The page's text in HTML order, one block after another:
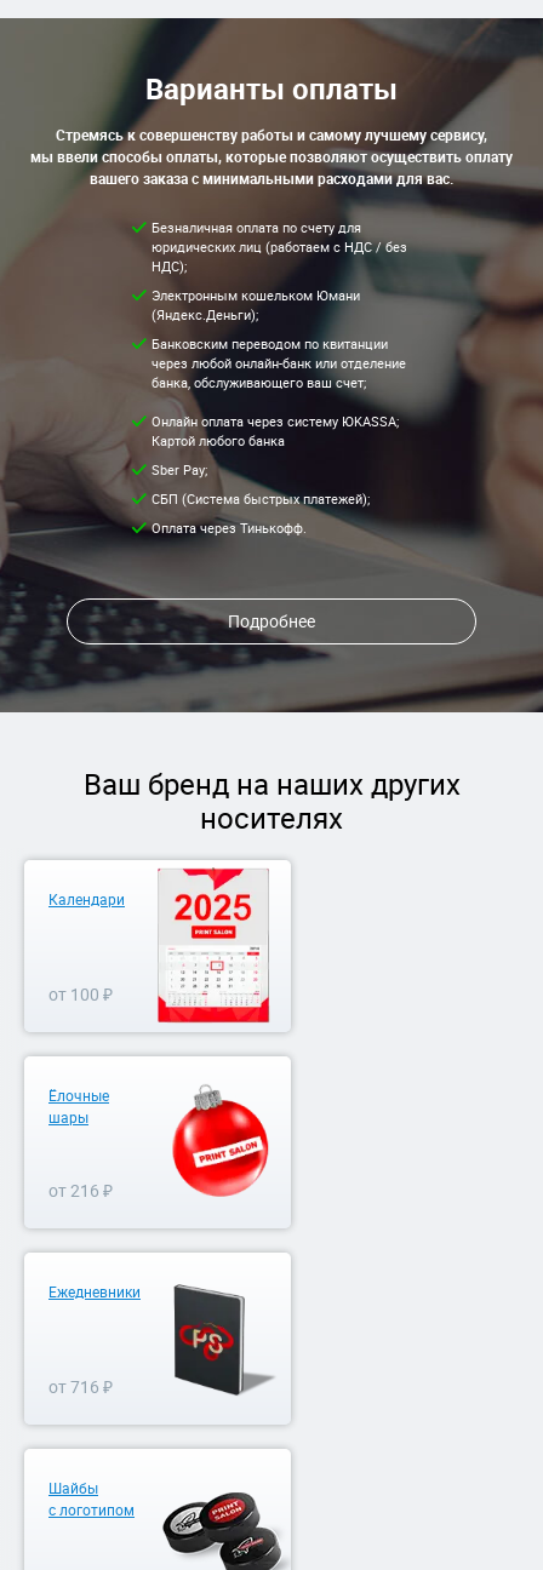
Варианты оплаты
Стремясь к совершенству работы и самому лучшему сервису,
мы ввели способы оплаты, которые позволяют осуществить оплату
вашего заказа с минимальными расходами для вас.
Безналичная оплата по счету для
юридических лиц (работаем с НДС / без
НДС);
Электронным кошельком Юмани
(Яндекс.Деньги);
Банковским переводом по квитанции
через любой онлайн-банк или отделение
банка, обслуживающего ваш счет;
Онлайн оплата через систему ЮKASSA;
Картой любого банка
Sber Pay;
СБП (Система быстрых платежей);
Оплата через Тинькофф.
Подробнее
Ваш бренд на наших других
носителях
Календари
от 100 ₽
Ёлочные
шары
от 216 ₽
Ежедневники
от 716 ₽
Шайбы
с логотипом